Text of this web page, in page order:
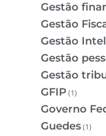
Gestão
Gestão
Gestão
Gestão
Gestão
GFIP(1)
Governo
Guedes(1)